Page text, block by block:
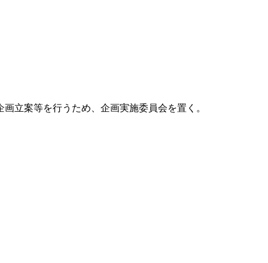
立案等を行うため、企画実施委員会を置く。